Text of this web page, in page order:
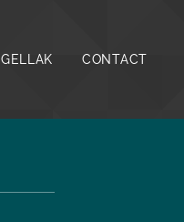
GELLAK CONTACT